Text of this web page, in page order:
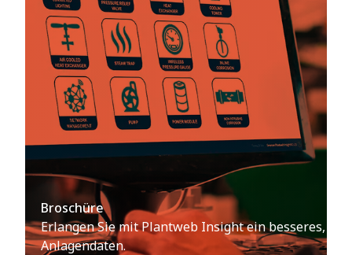
Broschüre​
Erlangen Sie mit Plantweb Insight ein besseres,
Anlagendaten.​